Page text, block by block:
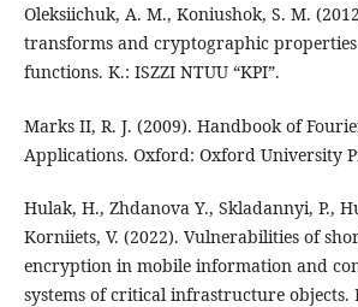
Oleksiichuk, A. M., Koniushok, S. M.
transforms and cryptographic properties
functions. K.: ISZZI NTUU “KPI”.
Marks II, R. J. (2009). Handbook of
Applications. Oxford: Oxford University
Hulak, H., Zhdanovа Y., Skladannyi, P.,
Korniiets, V. (2022). Vulnerabilities of
encryption in mobile information and
systems of critical infrastructure objects.